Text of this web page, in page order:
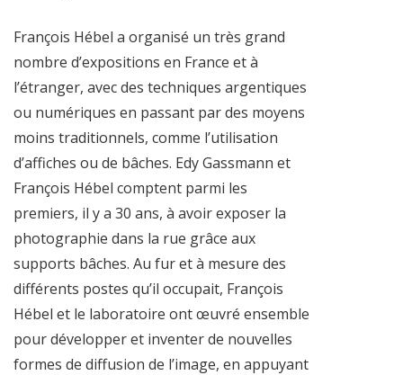
François Hébel a organisé un très grand
nombre d’expositions en France et à
l’étranger, avec des techniques argentiques
ou numériques en passant par des moyens
moins traditionnels, comme l’utilisation
d’affiches ou de bâches. Edy Gassmann et
François Hébel comptent parmi les
premiers, il y a 30 ans, à avoir exposer la
photographie dans la rue grâce aux
supports bâches. Au fur et à mesure des
différents postes qu’il occupait, François
Hébel et le laboratoire ont œuvré ensemble
pour développer et inventer de nouvelles
formes de diffusion de l’image, en appuyant